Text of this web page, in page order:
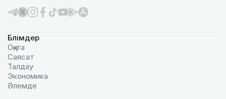
Бөлімдер
Оқиға
Саясат
Талдау
Экономика
Әлемде